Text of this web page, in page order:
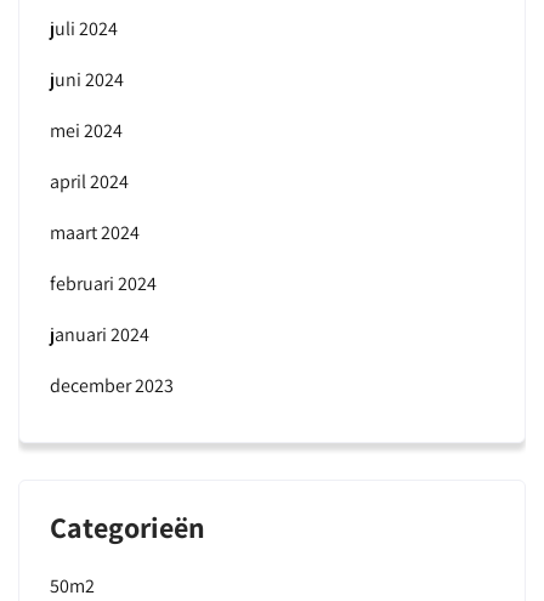
juli 2024
juni 2024
mei 2024
april 2024
maart 2024
februari 2024
januari 2024
december 2023
Categorieën
50m2